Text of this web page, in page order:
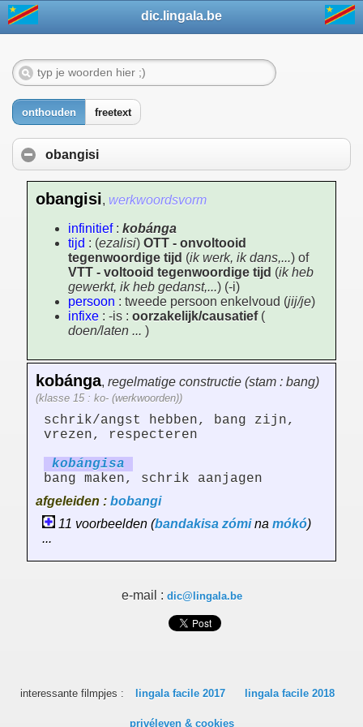
dic.lingala.be
onthouden freetext
obangisi
obangisi, werkwoordsvorm
infinitief: kobánga
tijd : (ezalisi) OTT - onvoltooid
tegenwoordige tijd (ik werk, ik dans,...) of
VTT - voltooid tegenwoordige tijd (ik heb
gewerkt, ik heb gedanst,...) (-i)
persoon : tweede persoon enkelvoud (jij/je)
infixe : -is : oorzakelijk/causatief(
doen/laten ... )
kobánga, regelmatige constructie (stam : bang)
(klasse 15 : ko- (werkwoorden))
schrik/angst hebben, bang zijn,
vrezen, respecteren
kobángisa
bang maken, schrik aanjagen
afgeleiden : bobangi
11 voorbeelden (bandakisa zómina mókó)
...
e-mail : dic@lingala.be
interessante filmpjes : lingala facile 2017 lingala facile 2018
privéleven & cookies